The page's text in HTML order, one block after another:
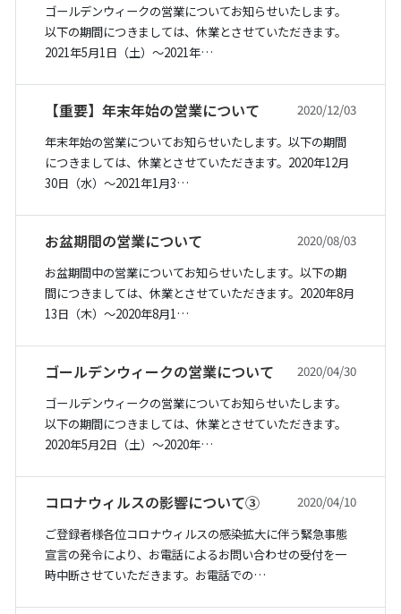
ゴールデンウィークの営業についてお知らせいたします。
以下の期間につきましては、休業とさせていただきます。
2021年5月1日（土）〜2021年…
【重要】年末年始の営業について
2020/12/03
年末年始の営業についてお知らせいたします。以下の期間
につきましては、休業とさせていただきます。2020年12月
30日（水）〜2021年1月3…
お盆期間の営業について
2020/08/03
お盆期間中の営業についてお知らせいたします。以下の期
間につきましては、休業とさせていただきます。2020年8月
13日（木）〜2020年8月1…
ゴールデンウィークの営業について
2020/04/30
ゴールデンウィークの営業についてお知らせいたします。
以下の期間につきましては、休業とさせていただきます。
2020年5月2日（土）〜2020年…
コロナウィルスの影響について③
2020/04/10
ご登録者様各位コロナウィルスの感染拡大に伴う緊急事態
宣言の発令により、お電話によるお問い合わせの受付を一
時中断させていただきます。お電話での…